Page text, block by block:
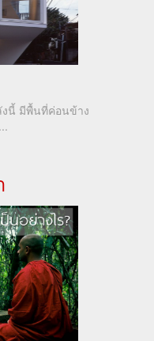
นี้ มีพื้นที่ค่อนข้าง